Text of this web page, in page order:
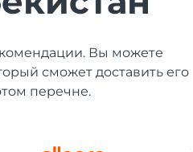
Вы можете
сможет доставить его
перечне.